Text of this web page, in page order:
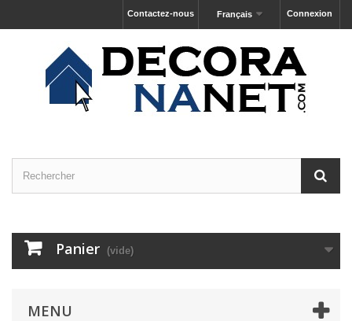
Connexion
Français
Contactez-nous
Panier (vide)
MENU